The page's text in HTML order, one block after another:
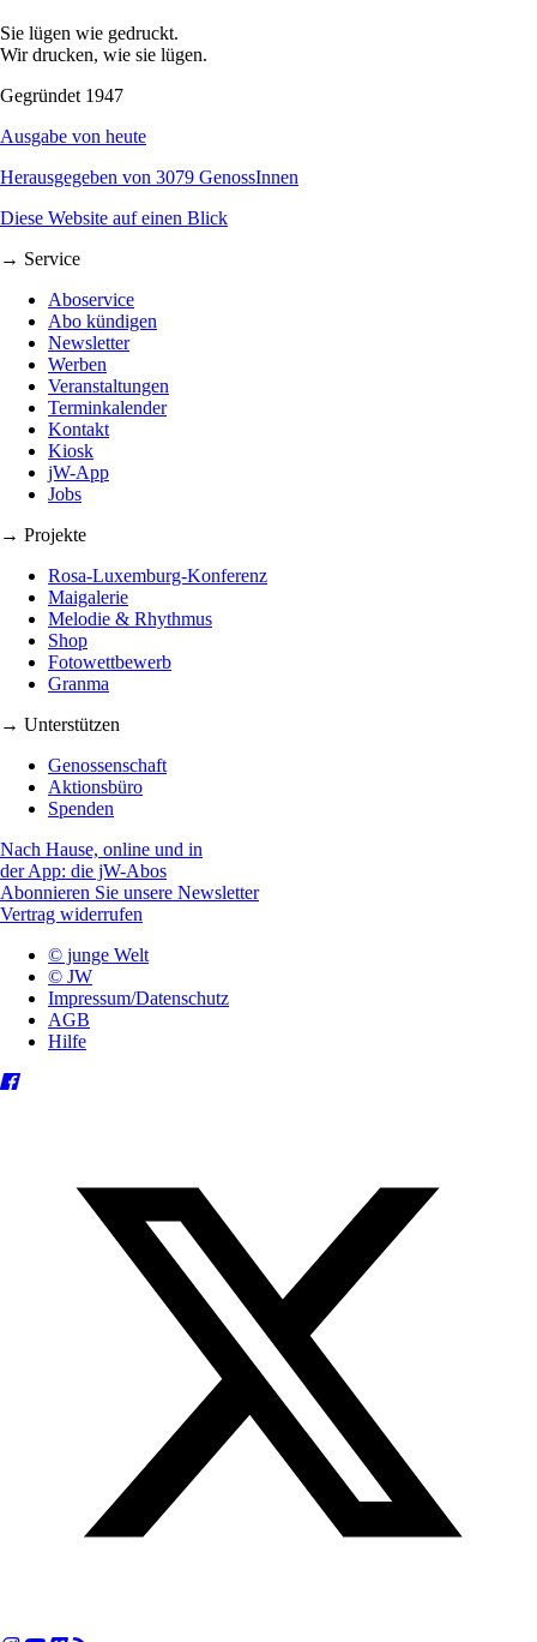
Sie lügen wie gedruckt.
Wir drucken, wie sie lügen.
Gegründet 1947
Ausgabe von heute
Herausgegeben von 3079 GenossInnen
Diese Website auf einen Blick
→ Service
Aboservice
Abo kündigen
Newsletter
Werben
Veranstaltungen
Terminkalender
Kontakt
Kiosk
jW-App
Jobs
→ Projekte
Rosa-Luxemburg-Konferenz
Maigalerie
Melodie & Rhythmus
Shop
Fotowettbewerb
Granma
→ Unterstützen
Genossenschaft
Aktionsbüro
Spenden
Nach Hause, online und in
der App: die jW-Abos
Abonnieren Sie unsere Newsletter
Vertrag widerrufen
© junge Welt
© JW
Impressum/Datenschutz
AGB
Hilfe